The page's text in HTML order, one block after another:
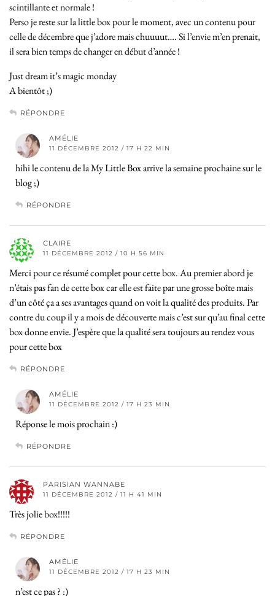
scintillante et normale !
Perso je reste sur la little box pour le moment, avec un contenu pour
celle de décembre que j’adore mais chuuuut…. Si l’envie m’en prenait,
il sera bien temps de changer en début d’année !
Just dream it’s magic monday
A bientôt ;)
RÉPONDRE
AMÉLIE
11 DÉCEMBRE 2012 / 17 H 22 MIN
hihi le contenu de la My Little Box arrive la semaine prochaine sur le
blog ;)
RÉPONDRE
CLAIRE
11 DÉCEMBRE 2012 / 10 H 56 MIN
Merci pour ce résumé complet pour cette box. Au premier abord je
n’étais pas fan de cette box car elle est faite par une grosse boîte mais
d’un côté ça a ses avantages quand on voit la qualité des produits. Par
contre du coup il y a mois de découverte mais c’est sur qu’au final cette
box donne envie. J’espère que la qualité sera toujours au rendez vous
pour cette box
RÉPONDRE
AMÉLIE
11 DÉCEMBRE 2012 / 17 H 23 MIN
Réponse le mois prochain :)
RÉPONDRE
PARISIAN WANNABE
11 DÉCEMBRE 2012 / 11 H 41 MIN
Très jolie box!!!!!
RÉPONDRE
AMÉLIE
11 DÉCEMBRE 2012 / 17 H 23 MIN
n’est ce pas ? :)